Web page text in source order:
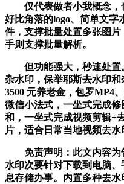
仅代表做者小我概念，
好比角落的logo、简单文字
件，支撑批量处置多张图
手则支撑批量解析。
但功能强大，秒速处置
杂水印，保举耶斯去水印
3500 元养老金，包罗MP4
微信小法式，一坐式完成
和，一坐式完成视频剪辑+
片，适合日常当地视频去水
免责声明：此文内容为
水印次要针对下载到电脑
息存储办事。内置多种去